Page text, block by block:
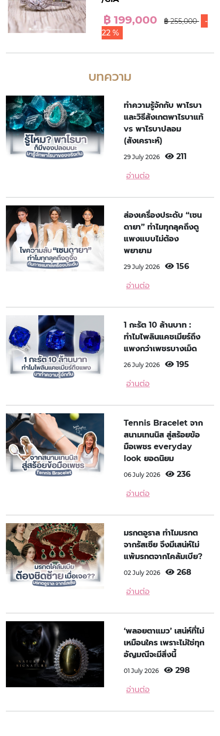
฿ 199,000 ฿ 255,000
-
22 %
บทความ
ทำความรู้จักกับ พาไรบา
และวิธีสังเกตพาไรบาแท้
vs พาไรบาปลอม
(สังเคราะห์)
29 July 2026 211
อ่านต่อ
ส่องเครื่องประดับ “เซน
ดายา” ทำไมทุกลุคถึงดู
แพงแบบไม่ต้อง
พยายาม
29 July 2026 156
อ่านต่อ
1 กะรัต 10 ล้านบาท :
ทำไมไพลินแคชเมียร์ถึง
แพงกว่าเพชรบางเม็ด
26 July 2026 195
อ่านต่อ
Tennis Bracelet จาก
สนามเทนนิส สู่สร้อยข้อ
มือเพชร everyday
look ยอดนิยม
06 July 2026 236
อ่านต่อ
มรกตอูราล ทำไมมรกต
จากรัสเซีย จึงมีเสน่ห์ไม่
แพ้มรกตจากโคลัมเบีย?
02 July 2026 268
อ่านต่อ
‘พลอยตาแมว’ เสน่ห์ที่ไม่
เหมือนใคร เพราะไม่ใช่ทุก
อัญมณีจะมีสิ่งนี้
01 July 2026 298
อ่านต่อ